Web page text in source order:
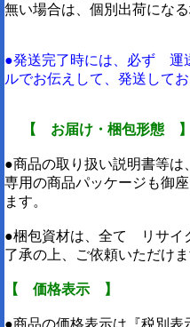
無い場合は、個別出荷になる
●発送完了時には、必ず 運
ルでお伝えして、発送してお
【 お届け・梱包形態 】
●商品の取り扱い説明書等は
専用の商品パッケージも御
ます。
●梱包資材は、全て リサイ
了承の上、ご依頼いただけ
【 価格表示 】
●商品の価格表示は『税別